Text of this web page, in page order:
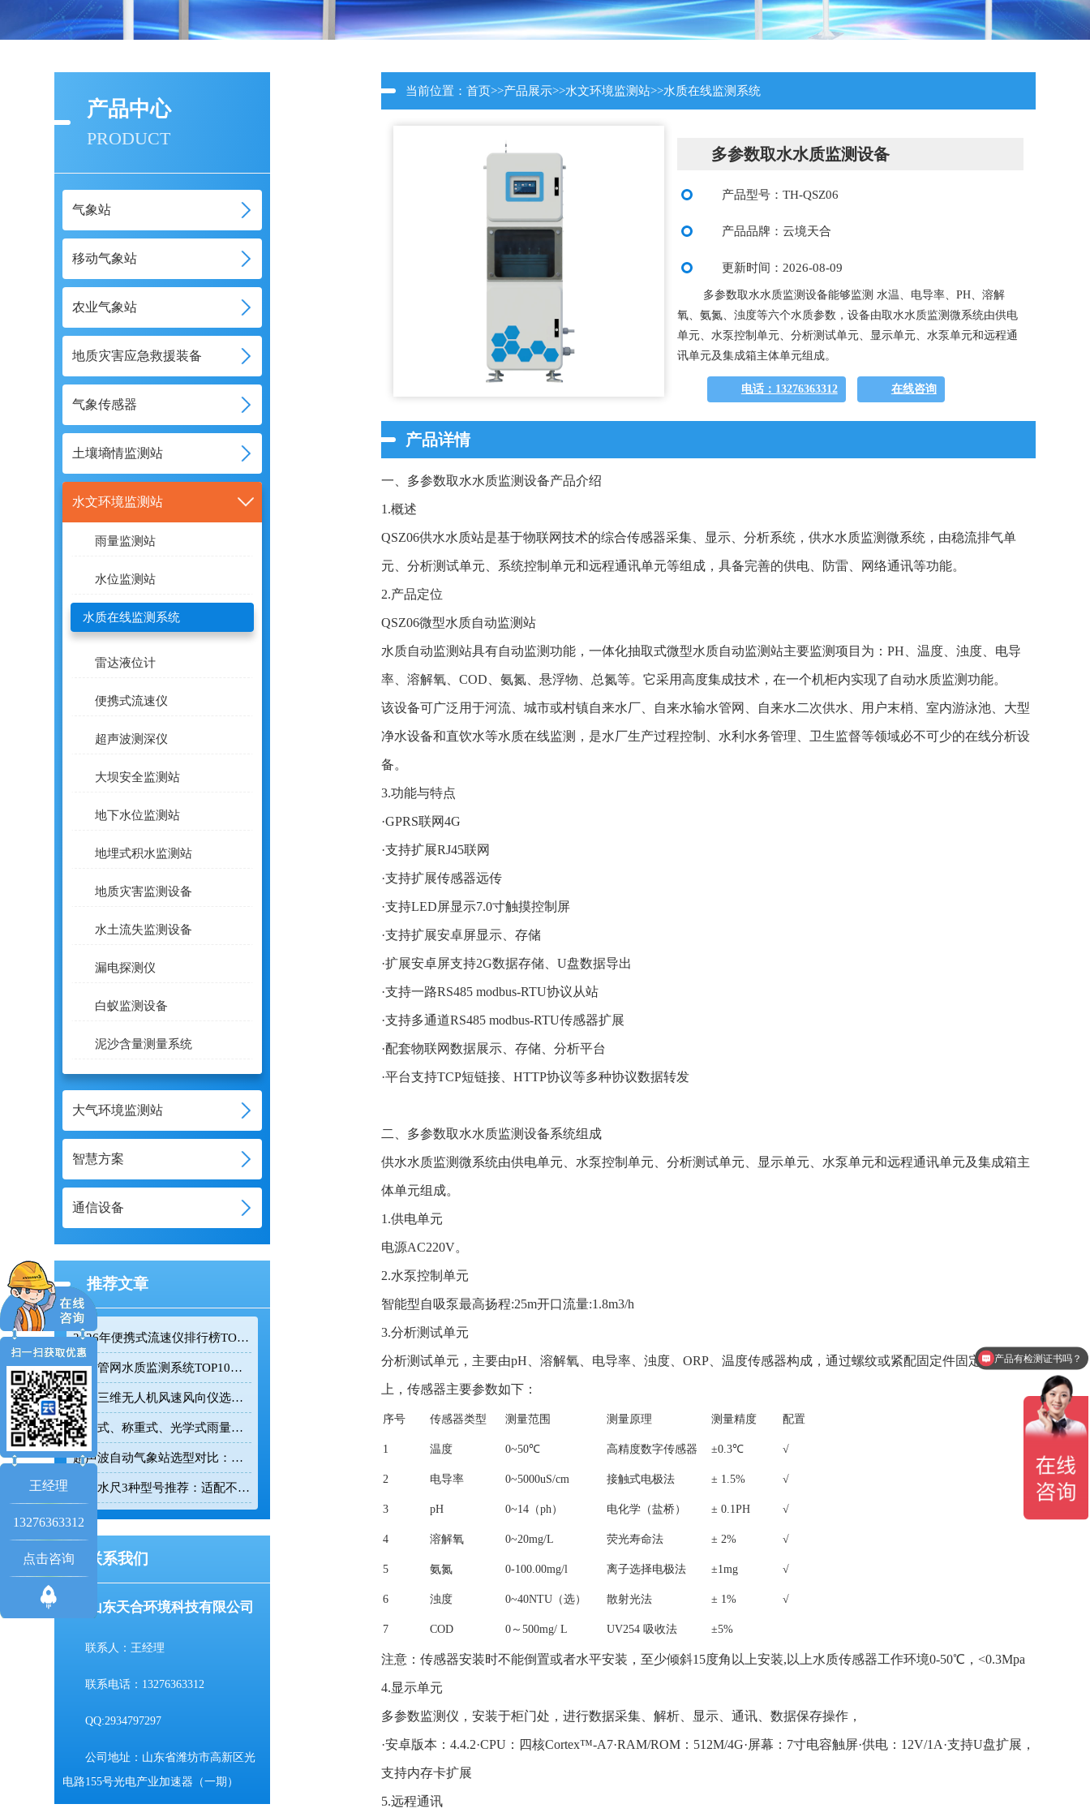
产品中心
PRODUCT
气象站
移动气象站
农业气象站
地质灾害应急救援装备
气象传感器
土壤墒情监测站
水文环境监测站
雨量监测站
水位监测站
水质在线监测系统
雷达液位计
便携式流速仪
超声波测深仪
大坝安全监测站
地下水位监测站
地埋式积水监测站
地质灾害监测设备
水土流失监测设备
漏电探测仪
白蚁监测设备
泥沙含量测量系统
大气环境监测站
智慧方案
通信设备
推荐文章
2026年便携式流速仪排行榜TOP10：采购前必看的实力榜单
排水管网水质监测系统TOP10推荐榜单
迷你三维无人机风速风向仪选型：云境天合TH-F1H助力空中风场监测
翻斗式、称重式、光学式雨量计精度大横评：哪种雨量计测量最准？
超声波自动气象站选型对比：云境天合 TH-CQX6 与天蔚 TW-CQX5 推荐
电子水尺3种型号推荐：适配不同水深监测场景
联系我们
山东天合环境科技有限公司
联系人：王经理
联系电话：13276363312
QQ:2934797297
公司地址：山东省潍坊市高新区光
电路155号光电产业加速器（一期）
当前位置：首页>>产品展示>>水文环境监测站>>水质在线监测系统
多参数取水水质监测设备
产品型号：TH-QSZ06
产品品牌：云境天合
更新时间：2026-08-09
多参数取水水质监测设备能够监测 水温、电导率、PH、溶解
氧、氨氮、浊度等六个水质参数，设备由取水水质监测微系统由供电
单元、水泵控制单元、分析测试单元、显示单元、水泵单元和远程通
讯单元及集成箱主体单元组成。
电话：13276363312 在线咨询
产品详情
一、多参数取水水质监测设备产品介绍
1.概述
QSZ06供水水质站是基于物联网技术的综合传感器采集、显示、分析系统，供水水质监测微系统，由稳流排气单
元、分析测试单元、系统控制单元和远程通讯单元等组成，具备完善的供电、防雷、网络通讯等功能。
2.产品定位
QSZ06微型水质自动监测站
水质自动监测站具有自动监测功能，一体化抽取式微型水质自动监测站主要监测项目为：PH、温度、浊度、电导
率、溶解氧、COD、氨氮、悬浮物、总氮等。它采用高度集成技术，在一个机柜内实现了自动水质监测功能。
该设备可广泛用于河流、城市或村镇自来水厂、自来水输水管网、自来水二次供水、用户末梢、室内游泳池、大型
净水设备和直饮水等水质在线监测，是水厂生产过程控制、水利水务管理、卫生监督等领域必不可少的在线分析设
备。
3.功能与特点
·GPRS联网4G
·支持扩展RJ45联网
·支持扩展传感器远传
·支持LED屏显示7.0寸触摸控制屏
·支持扩展安卓屏显示、存储
·扩展安卓屏支持2G数据存储、U盘数据导出
·支持一路RS485 modbus-RTU协议从站
·支持多通道RS485 modbus-RTU传感器扩展
·配套物联网数据展示、存储、分析平台
·平台支持TCP短链接、HTTP协议等多种协议数据转发
二、多参数取水水质监测设备系统组成
供水水质监测微系统由供电单元、水泵控制单元、分析测试单元、显示单元、水泵单元和远程通讯单元及集成箱主
体单元组成。
1.供电单元
电源AC220V。
2.水泵控制单元
智能型自吸泵最高扬程:25m开口流量:1.8m3/h
3.分析测试单元
分析测试单元，主要由pH、溶解氧、电导率、浊度、ORP、温度传感器构成，通过螺纹或紧配固定件固定于流通池
上，传感器主要参数如下：
序号 传感器类型 测量范围 测量原理 测量精度 配置
1 温度 0~50℃ 高精度数字传感器 ±0.3℃ √
2 电导率 0~5000uS/cm 接触式电极法 ± 1.5% √
3 pH 0~14（ph） 电化学（盐桥） ± 0.1PH √
4 溶解氧 0~20mg/L 荧光寿命法 ± 2% √
5 氨氮 0-100.00mg/l 离子选择电极法 ±1mg √
6 浊度 0~40NTU（选） 散射光法 ± 1% √
7 COD 0～500mg/ L UV254 吸收法 ±5%
注意：传感器安装时不能倒置或者水平安装，至少倾斜15度角以上安装,以上水质传感器工作环境0-50℃，<0.3Mpa
4.显示单元
多参数监测仪，安装于柜门处，进行数据采集、解析、显示、通讯、数据保存操作，
·安卓版本：4.4.2·CPU：四核Cortex™-A7·RAM/ROM：512M/4G·屏幕：7寸电容触屏·供电：12V/1A·支持U盘扩展，
支持内存卡扩展
5.远程通讯
王经理
13276363312
点击咨询
设备包含安装吗？